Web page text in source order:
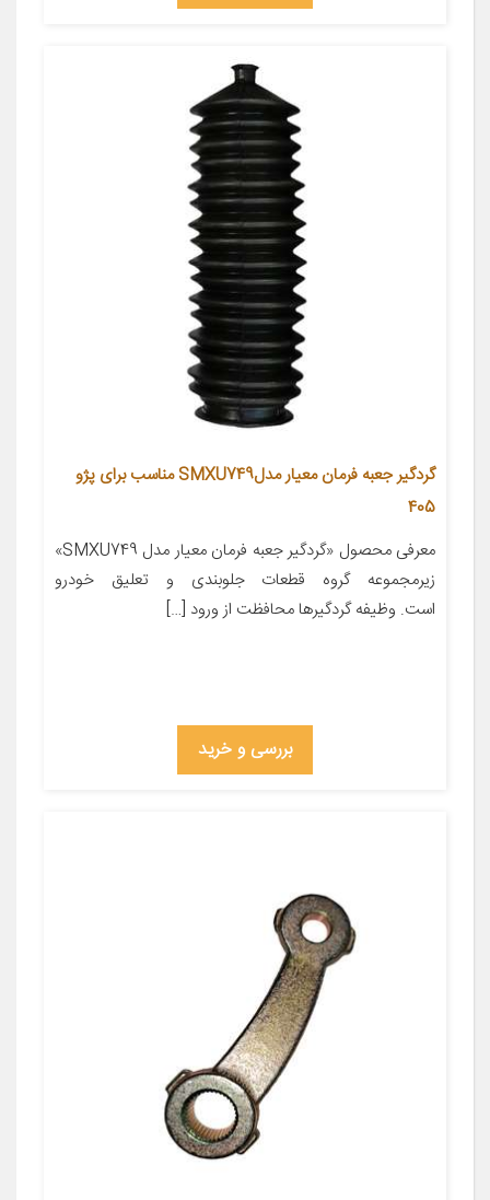
گردگیر جعبه فرمان معیار مدلSMXU749 مناسب برای پژو
405
معرفی محصول «گردگیر جعبه فرمان معیار مدل SMXU749»
زیرمجموعه گروه قطعات جلوبندی و تعلیق خودرو
است. وظیفه گردگیرها محافظت از ورود […]
بررسی و خرید